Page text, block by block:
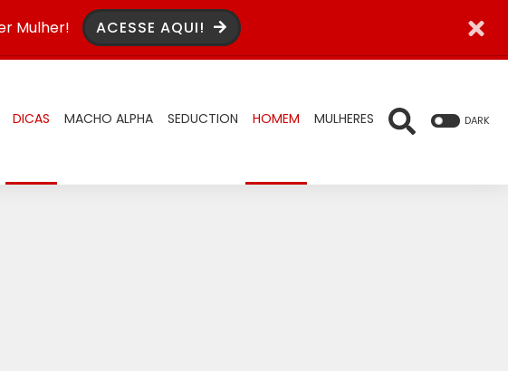
Mulher! ACESSE AQUI!
DICAS MACHO ALPHA SEDUCTION HOMEM MULHERES DARK